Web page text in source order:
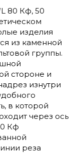
80 Кф, 50
изделия
из каменной
группы.
стороне и
изнутри
в которой
через ось
Кф
реза